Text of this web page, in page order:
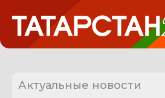
Актуальные новости